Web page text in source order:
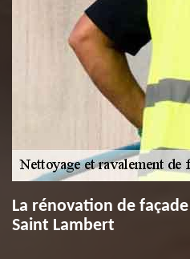
La rénovation de
Saint Lambert